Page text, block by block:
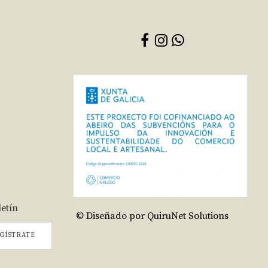
© Diseñado por QuiruNet Solutions